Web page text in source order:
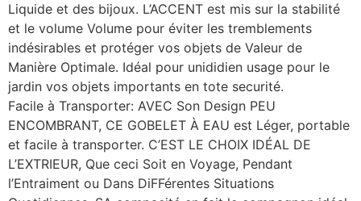
Liquide et des bijoux. L’ACCENT est mis sur la stabilité
et le volume Volume pour éviter les tremblements
indésirables et protéger vos objets de Valeur de
Manière Optimale. Idéal pour unididien usage pour le
jardin vos objets importants en tote securité.
Facile à Transporter: AVEC Son Design PEU
ENCOMBRANT, CE GOBELET À EAU est Léger, portable
et facile à transporter. C’EST LE CHOIX IDÉAL DE
L’EXTRIEUR, Que ceci Soit en Voyage, Pendant
l’Entraiment ou Dans DiFFérentes Situations